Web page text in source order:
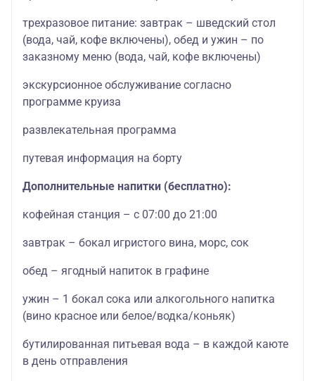
трехразовое питание: завтрак – шведский стол
(вода, чай, кофе включены), обед и ужин – по
заказному меню (вода, чай, кофе включены)
экскурсионное обслуживание согласно
программе круиза
развлекательная программа
путевая информация на борту
Дополнительные напитки (бесплатно):
кофейная станция – с 07:00 до 21:00
завтрак – бокал игристого вина, морс, сок
обед – ягодный напиток в графине
ужин – 1 бокал сока или алкогольного напитка
(вино красное или белое/водка/коньяк)
бутилированная питьевая вода – в каждой каюте
в день отправления